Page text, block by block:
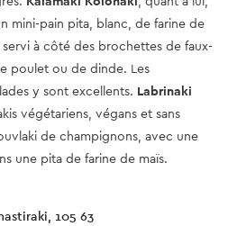
mini-pain pita, blanc, de farine de
à côté des brochettes de faux-
poulet ou de dinde. Les
y sont excellents. Labrinaki
végétariens, végans et sans
de champignons, avec une
une pita de farine de maïs.
105 63